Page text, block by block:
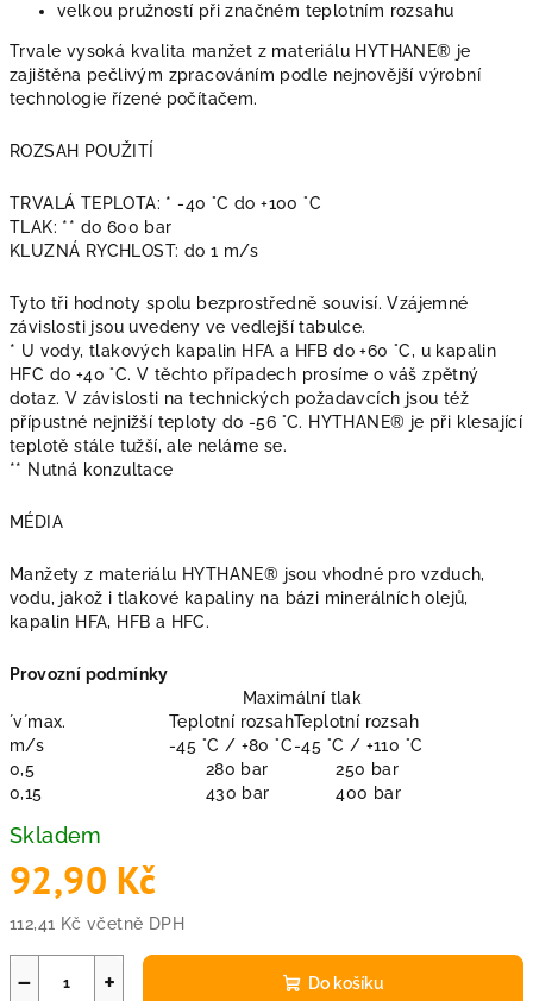
velkou pružností při značném teplotním rozsahu
Trvale vysoká kvalita manžet z materiálu HYTHANE® je
zajištěna pečlivým zpracováním podle nejnovější výrobní
technologie řízené počítačem.
ROZSAH POUŽITÍ
TRVALÁ TEPLOTA: * -40 °C do +100 °C
TLAK: ** do 600 bar
KLUZNÁ RYCHLOST: do 1 m/s
Tyto tři hodnoty spolu bezprostředně souvisí. Vzájemné
závislosti jsou uvedeny ve vedlejší tabulce.
* U vody, tlakových kapalin HFA a HFB do +60 °C, u kapalin
HFC do +40 °C. V těchto případech prosíme o váš zpětný
dotaz. V závislosti na technických požadavcích jsou též
přípustné nejnižší teploty do -56 °C. HYTHANE® je při klesající
teplotě stále tužší, ale neláme se.
** Nutná konzultace
MÉDIA
Manžety z materiálu HYTHANE® jsou vhodné pro vzduch,
vodu, jakož i tlakové kapaliny na bázi minerálních olejů,
kapalin HFA, HFB a HFC.
Provozní podmínky
Maximální tlak
´v´max.
Teplotní rozsahTeplotní rozsah
m/s
-45 °C / +80 °C-45 °C / +110 °C
0,5
280 bar
250 bar
0,15
430 bar 400 bar
Skladem
92,90 Kč
112,41 Kč včetně DPH
+
− Do košíku